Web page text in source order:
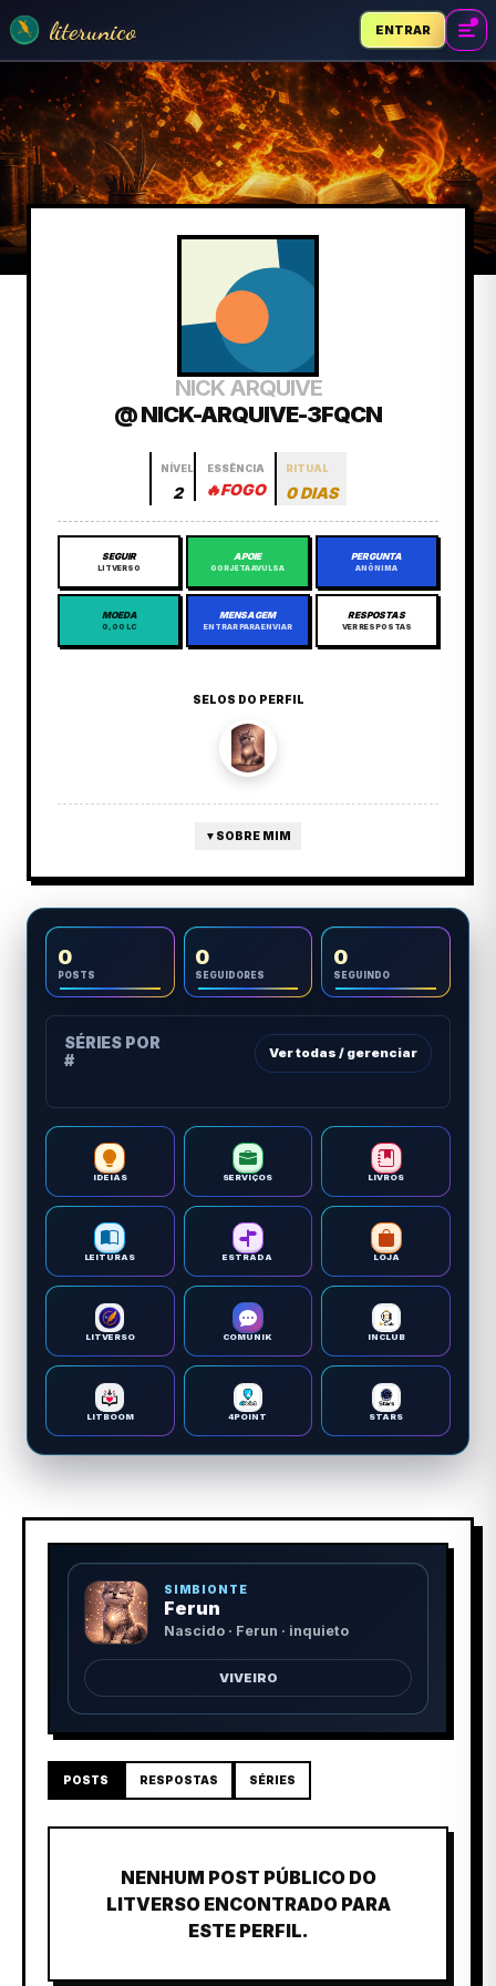
literunico ENTRAR
NICK ARQUIVE
@ NICK-ARQUIVE-3FQCN
NÍVEL
2
ESSÊNCIA
🔥FOGO
RITUAL
0 DIAS
SEGUIR
LITVERSO
APOIE
GORJETA AVULSA
PERGUNTA
ANÔNIMA
MOEDA
0,00 LC
MENSAGEM
ENTRAR PARA ENVIAR
RESPOSTAS
VER RESPOSTAS
SELOS DO PERFIL
▼ SOBRE MIM
0
POSTS
0
SEGUIDORES
0
SEGUINDO
SÉRIES POR
#
Ver todas / gerenciar
IDEIAS SERVIÇOS LIVROS
LEITURAS ESTRADA LOJA
LITVERSO COMUNIK INCLUB
LITBOOM 4POINT STARS
SIMBIONTE
Ferun
Nascido · Ferun · inquieto
VIVEIRO
POSTS RESPOSTAS SÉRIES
NENHUM POST PÚBLICO DO
LITVERSO ENCONTRADO PARA
ESTE PERFIL.